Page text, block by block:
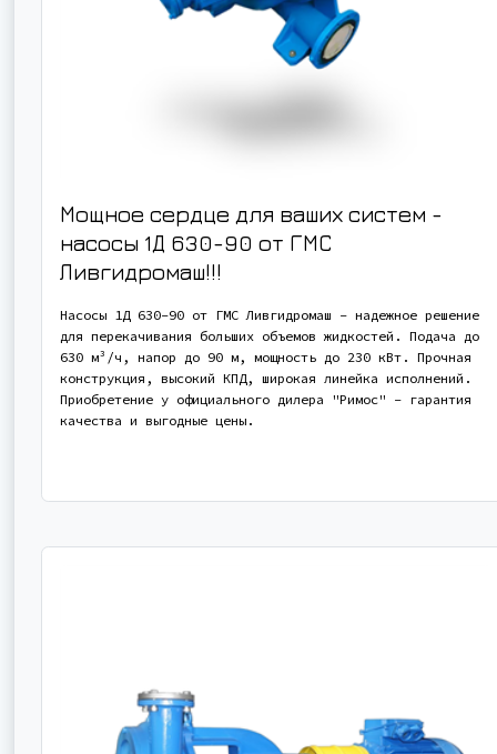
Мощное сердце для ваших систем -
насосы 1Д 630-90 от ГМС
Ливгидромаш!!!
Насосы 1Д 630-90 от ГМС Ливгидромаш - надежное решение
для перекачивания больших объемов жидкостей. Подача до
630 м³/ч, напор до 90 м, мощность до 230 кВт. Прочная
конструкция, высокий КПД, широкая линейка исполнений.
Приобретение у официального дилера "Римос" - гарантия
качества и выгодные цены.